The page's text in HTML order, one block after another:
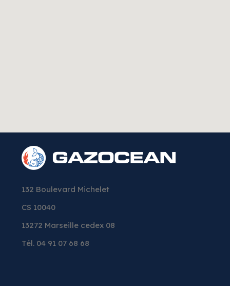
132 Boulevard Michelet
CS 10040
13272 Marseille cedex 08
Tél. 04 91 07 68 68